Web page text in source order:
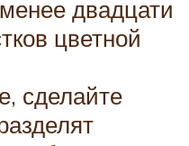
двадцати
цветной
сделайте